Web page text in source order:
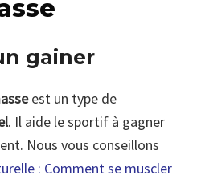
gainer
est un type de
. Il aide le sportif à gagner
Nous vous conseillons
: Comment se muscler